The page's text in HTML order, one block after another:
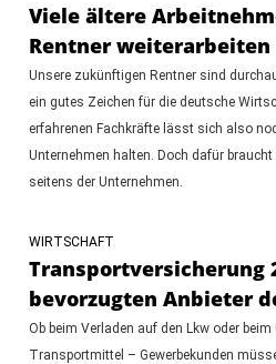
Viele ältere
Rentner weiterarbeiten
Unsere zukünftigen Rentner sind
ein gutes Zeichen für die deutsche
erfahrenen Fachkräfte lässt sich also
Unternehmen halten. Doch dafür
seitens der Unternehmen.
WIRTSCHAFT
Transportversicherung
bevorzugten Anbieter
Ob beim Verladen auf den Lkw oder
Transportmittel – Gewerbekunden